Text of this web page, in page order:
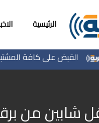
الرئيسية
القبض على كافة المشتبه
شابين من